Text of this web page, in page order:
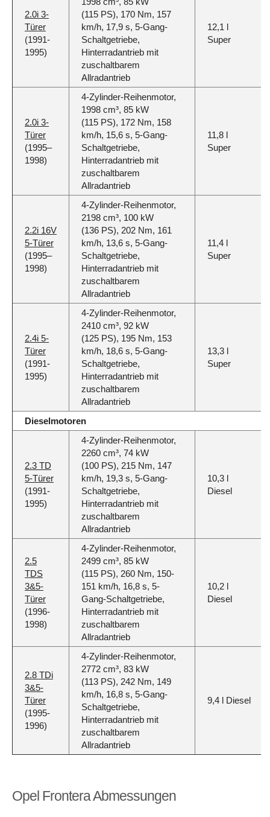
2.0i 3-
Türer
(1991-
1995)
(115 PS), 170 Nm, 157
km/h, 17,9 s, 5-Gang-
Schaltgetriebe,
Hinterradantrieb mit
zuschaltbarem
Allradantrieb
12,1 l
Super
2.0i 3-
Türer
(1995–
1998)
4-Zylinder-Reihenmotor,
1998 cm³, 85 kW
(115 PS), 172 Nm, 158
km/h, 15,6 s, 5-Gang-
Schaltgetriebe,
Hinterradantrieb mit
zuschaltbarem
Allradantrieb
11,8 l
Super
2.2i 16V
5-Türer
(1995–
1998)
4-Zylinder-Reihenmotor,
2198 cm³, 100 kW
(136 PS), 202 Nm, 161
km/h, 13,6 s, 5-Gang-
Schaltgetriebe,
Hinterradantrieb mit
zuschaltbarem
Allradantrieb
11,4 l
Super
2.4i 5-
Türer
(1991-
1995)
4-Zylinder-Reihenmotor,
2410 cm³, 92 kW
(125 PS), 195 Nm, 153
km/h, 18,6 s, 5-Gang-
Schaltgetriebe,
Hinterradantrieb mit
zuschaltbarem
Allradantrieb
13,3 l
Super
Dieselmotoren
2.3 TD
5-Türer
(1991-
1995)
4-Zylinder-Reihenmotor,
2260 cm³, 74 kW
(100 PS), 215 Nm, 147
km/h, 19,3 s, 5-Gang-
Schaltgetriebe,
Hinterradantrieb mit
zuschaltbarem
Allradantrieb
10,3 l
Diesel
2.5
TDS
3&5-
Türer
(1996-
1998)
4-Zylinder-Reihenmotor,
2499 cm³, 85 kW
(115 PS), 260 Nm, 150-
151 km/h, 16,8 s, 5-
Gang-Schaltgetriebe,
Hinterradantrieb mit
zuschaltbarem
Allradantrieb
10,2 l
Diesel
2.8 TDi
3&5-
Türer
(1995-
1996)
4-Zylinder-Reihenmotor,
2772 cm³, 83 kW
(113 PS), 242 Nm, 149
km/h, 16,8 s, 5-Gang-
Schaltgetriebe,
Hinterradantrieb mit
zuschaltbarem
Allradantrieb
9,4 l Diesel
Opel Frontera Abmessungen